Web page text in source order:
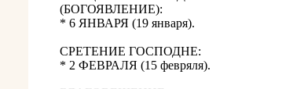
(БОГОЯВЛЕНИЕ):
* 6 ЯНВАРЯ (19 января).
СРЕТЕНИЕ ГОСПОДНЕ:
* 2 ФЕВРАЛЯ (15 февряля).